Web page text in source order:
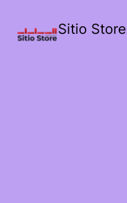
Sitio Store